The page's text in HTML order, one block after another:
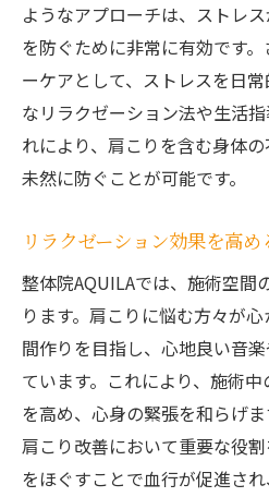
ようなアプローチは、ストレ
を防ぐために非常に有効です
ーケアとして、ストレスを日
なリラクゼーション法や生活
れにより、肩こりを含む身体
未然に防ぐことが可能です。
リラクゼーション効果を高め
整体院AQUILAでは、施術空間
ります。肩こりに悩む方々が
間作りを目指し、心地良い音
ています。これにより、施術
を高め、心身の緊張を和らげ
肩こり改善において重要な役
をほぐすことで血行が促進さ